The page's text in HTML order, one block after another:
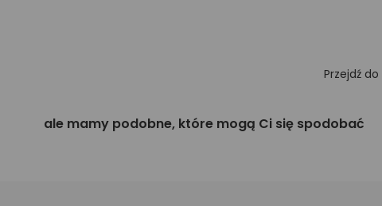
Przejdź
ale mamy podobne, które mogą Ci się spodobać